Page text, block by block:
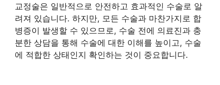
교정술은 일반적으로 안전하고 효과적인 수술로 알
려져 있습니다. 하지만, 모든 수술과 마찬가지로 합
병증이 발생할 수 있으므로, 수술 전에 의료진과 충
분한 상담을 통해 수술에 대한 이해를 높이고, 수술
에 적합한 상태인지 확인하는 것이 중요합니다.